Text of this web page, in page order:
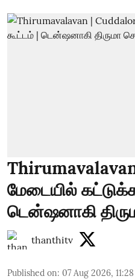
மேடையில்
டென்ஷனாகி
thanthitv
Published on: 07 Aug 2026,